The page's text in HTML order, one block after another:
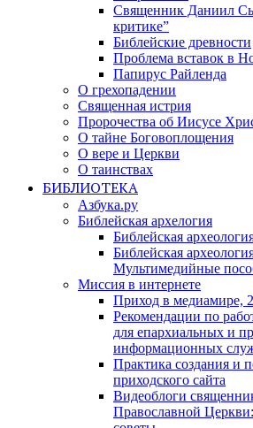
Священник Даниил
критике”
Библейские древности
Проблема вставок в
Папирус Райленда
О грехопадении
Священная истрия
Пророчества об Иисусе
О тайне Боговоплощения
О вере и Церкви
О таинствах
БИБЛИОТЕКА
Азбука.ру
Библейская архелогия
Библейская
Библейская
Мультимедийные
Миссия в интернете
Приход в медиамире,
Рекомендации по
для епархиальных и
информационных
Практика создания и
приходского сайта
Видеоблоги
Православной